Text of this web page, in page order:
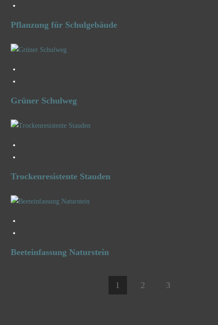
Pflanzung für Schulgebäude
Grüner Schulweg
Trockenresistente Stauden
Beeteinfassung Naturstein
1 2 3